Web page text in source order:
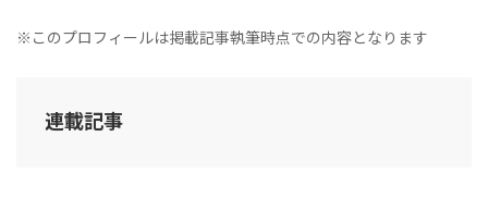
※このプロフィールは掲載記事執筆時点での内容となります
連載記事